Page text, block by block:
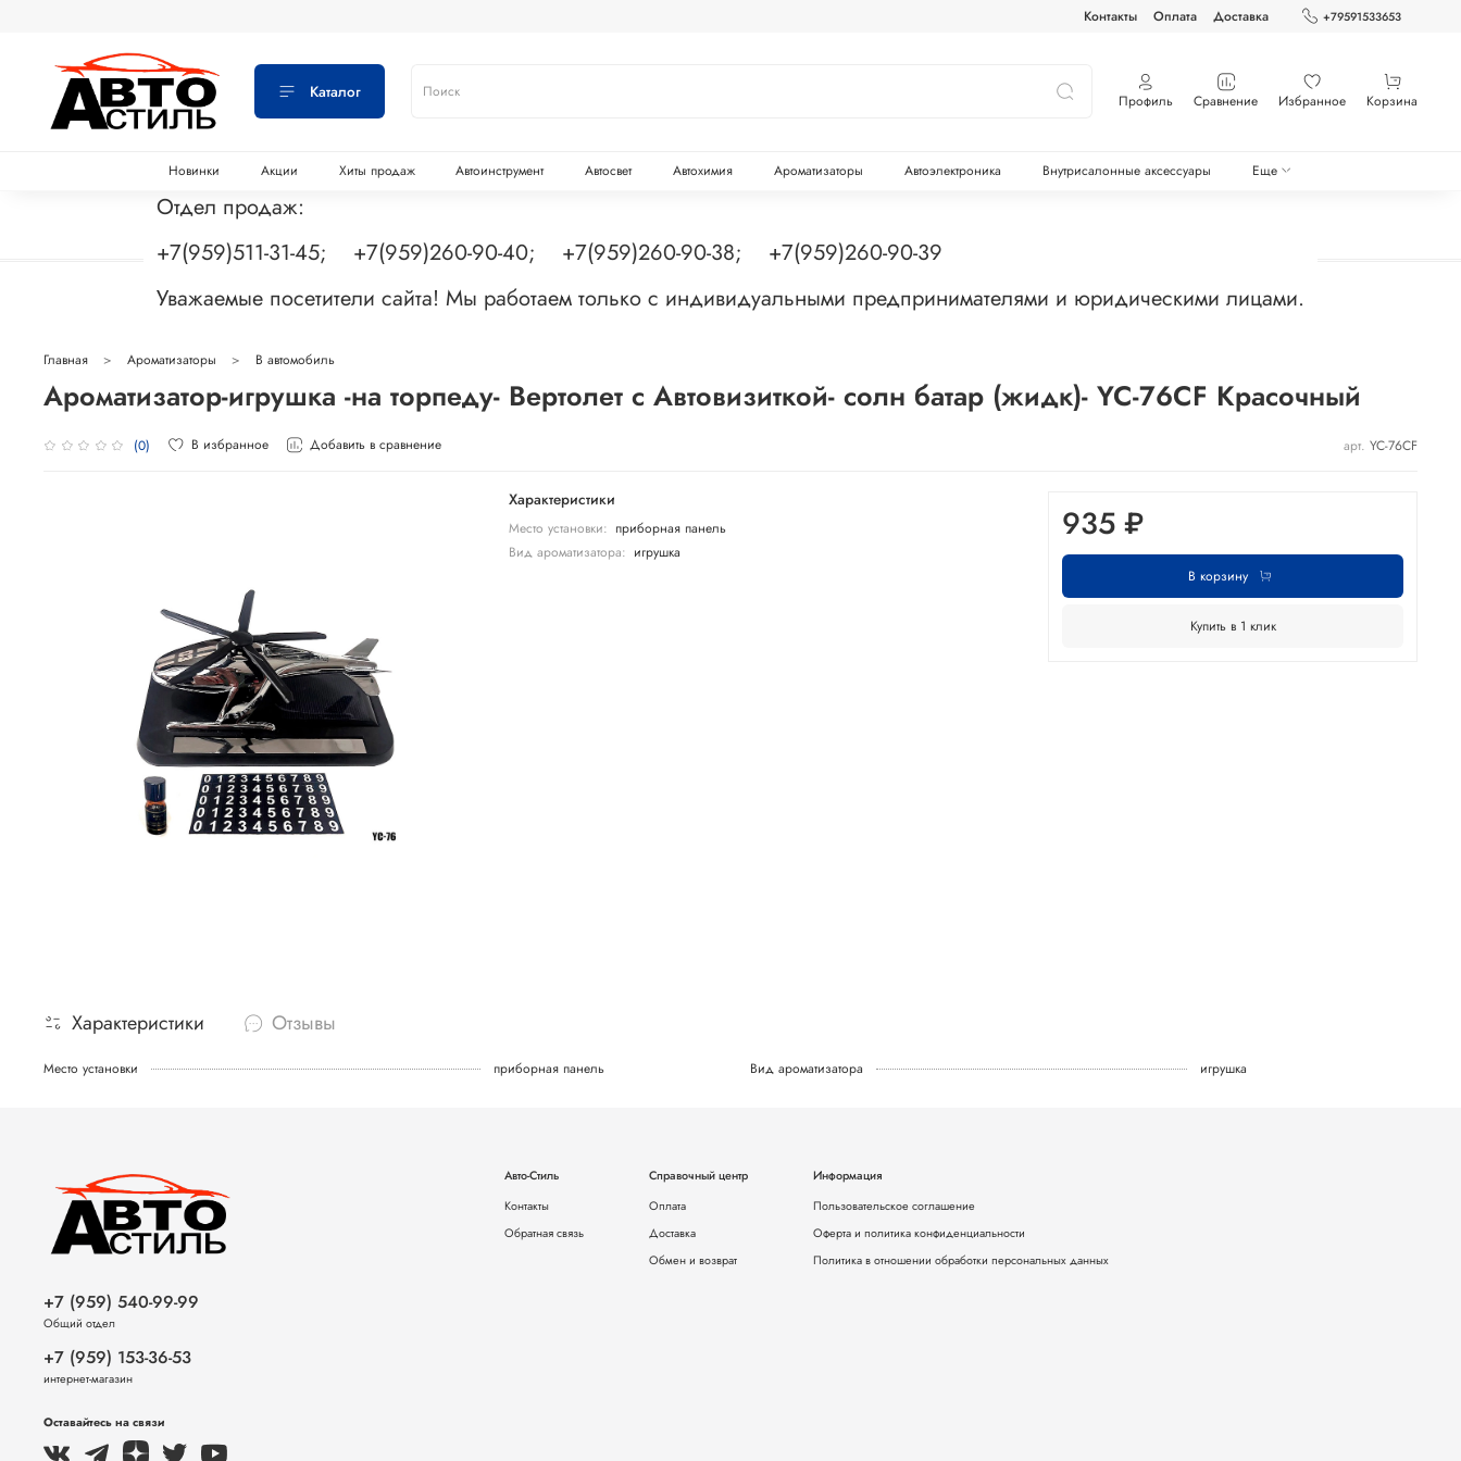
Контакты Оплата Доставка +79591533653
Каталог Профиль Сравнение Избранное Корзина
Новинки Акции Хиты продаж Автоинструмент Автосвет Автохимия Ароматизаторы Автоэлектроника Внутрисалонные аксессуары Еще
Отдел продаж:
+7(959)511-31-45; +7(959)260-90-40; +7(959)260-90-38; +7(959)260-90-39
Уважаемые посетители сайта! Мы работаем только с индивидуальными предпринимателями и юридическими лицами.
Главная Ароматизаторы В автомобиль
Ароматизатор-игрушка -на торпеду- Вертолет с Автовизиткой- солн батар (жидк)- YC-76CF Красочный
(0) В избранное Добавить в сравнение арт. YC-76CF
Характеристики
Место установки: приборная панель
Вид ароматизатора: игрушка
935 ₽
В корзину
Купить в 1 клик
Характеристики Отзывы
Место установки приборная панель Вид ароматизатора игрушка
Авто-Стиль
Контакты
Обратная связь
Справочный центр
Оплата
Доставка
Обмен и возврат
Информация
Пользовательское соглашение
Оферта и политика конфиденциальности
Политика в отношении обработки персональных данных
+7 (959) 540-99-99
Общий отдел
+7 (959) 153-36-53
интернет-магазин
Оставайтесь на связи